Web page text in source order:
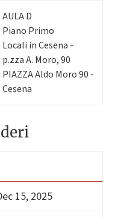
AULA D
Piano Primo
Locali in Cesena -
p.zza A. Moro, 90
PIAZZA Aldo Moro 90 -
Cesena
15, 2025